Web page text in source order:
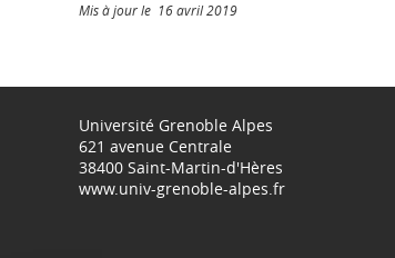
Mis à jour le 16 avril 2019
Université Grenoble Alpes
621 avenue Centrale
38400 Saint-Martin-d'Hères
www.univ-grenoble-alpes.fr